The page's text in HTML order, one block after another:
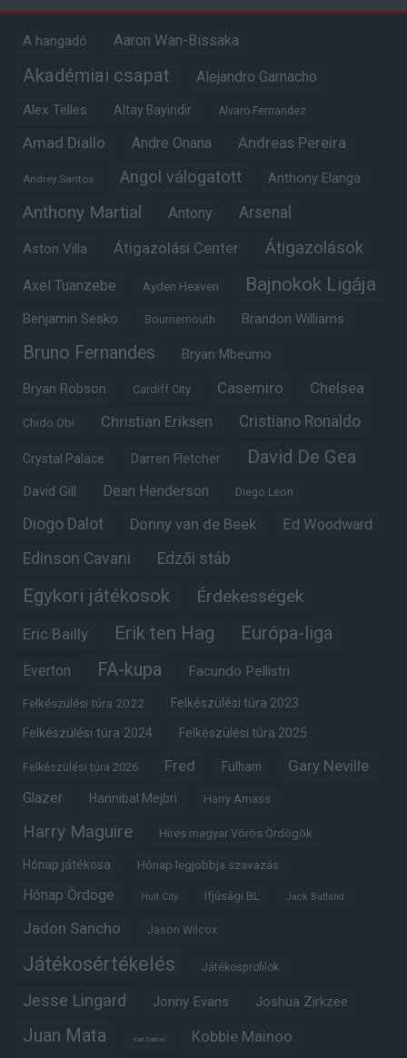
A hangadó Aaron Wan-Bissaka
Akadémiai csapat Alejandro Garnacho
Alex Telles Altay Bayindir Alvaro Fernandez
Amad Diallo Andre Onana Andreas Pereira
Andrey Santos Angol válogatott Anthony Elanga
Anthony Martial Antony Arsenal
Aston Villa Átigazolási Center Átigazolások
Axel Tuanzebe Ayden Heaven Bajnokok Ligája
Benjamin Sesko Bournemouth Brandon Williams
Bruno Fernandes Bryan Mbeumo
Bryan Robson Cardiff City Casemiro Chelsea
Chido Obi Christian Eriksen Cristiano Ronaldo
Crystal Palace Darren Fletcher David De Gea
David Gill Dean Henderson Diego Leon
Diogo Dalot Donny van de Beek Ed Woodward
Edinson Cavani Edzői stáb
Egykori játékosok Érdekességek
Eric Bailly Erik ten Hag Európa-liga
Everton FA-kupa Facundo Pellistri
Felkészülési túra 2022 Felkészülési túra 2023
Felkészülési túra 2024 Felkészülési túra 2025
Felkészülési túra 2026 Fred Fulham Gary Neville
Glazer Hannibal Mejbri Harry Amass
Harry Maguire Híres magyar Vörös Ördögök
Hónap játékosa Hónap legjobbja szavazás
Hónap Ördöge Hull City Ifjúsági BL Jack Butland
Jadon Sancho Jason Wilcox
Játékosértékelés Játékosprofilok
Jesse Lingard Jonny Evans Joshua Zirkzee
Juan Mata Karl Darlow Kobbie Mainoo